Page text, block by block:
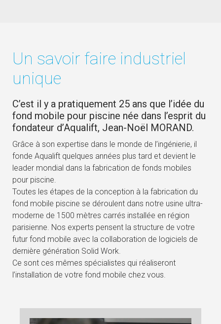
Un savoir faire industriel
unique
C’est il y a pratiquement 25 ans que l’idée du
fond mobile pour piscine née dans l’esprit du
fondateur d’Aqualift, Jean-Noël MORAND.
Grâce à son expertise dans le monde de l’ingénierie, il
fonde Aqualift quelques années plus tard et devient le
leader mondial dans la fabrication de fonds mobiles
pour piscine.
Toutes les étapes de la conception à la fabrication du
fond mobile piscine se déroulent dans notre usine ultra-
moderne de 1500 mètres carrés installée en région
parisienne. Nos experts pensent la structure de votre
futur fond mobile avec la collaboration de logiciels de
dernière génération Solid Work.
Ce sont ces mêmes spécialistes qui réaliseront
l’installation de votre fond mobile chez vous.